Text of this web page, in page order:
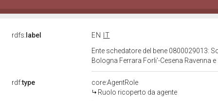
rdfs: label EN
IT
Ente schedatore del bene 0800029013:
Bologna Ferrara Forli'-Cesena Ravenna
rdf:type
core:AgentRole
Ruolo ricoperto da agente